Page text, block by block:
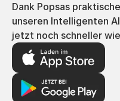
Dank Popsas
unseren Intelligenten
jetzt noch schneller